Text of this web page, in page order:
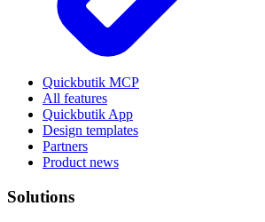
Quickbutik MCP
All features
Quickbutik App
Design templates
Partners
Product news
Solutions